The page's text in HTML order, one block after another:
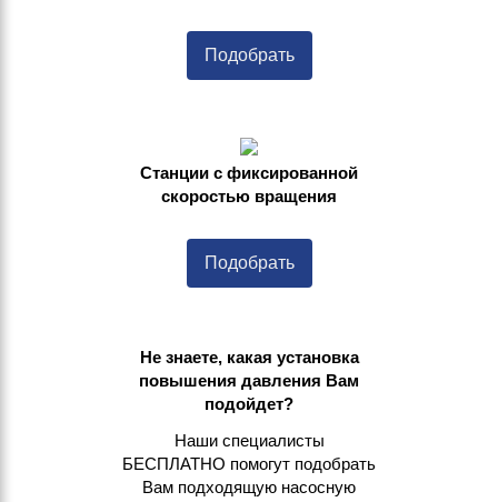
Подобрать
Станции с фиксированной
скоростью вращения
Подобрать
Не знаете, какая установка
повышения давления Вам
подойдет?
Наши специалисты
БЕСПЛАТНО помогут подобрать
Вам подходящую насосную